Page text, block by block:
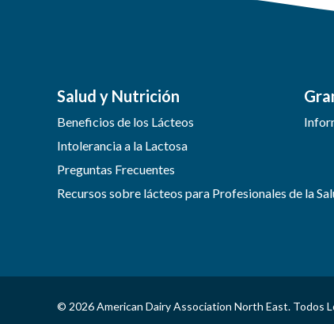
Salud y Nutrición
Beneficios de los Lácteos
Intolerancia a la Lactosa
Preguntas Frecuentes
Recursos sobre lácteos para Profesionales de la
© 2026 American Dairy Association North East. Todos